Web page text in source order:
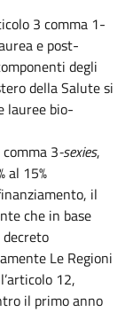
3 comma 1-
e post-
degli
della Salute si
lauree bio-
3-sexies,
al 15%
il
che in base
Le Regioni
12,
il primo anno